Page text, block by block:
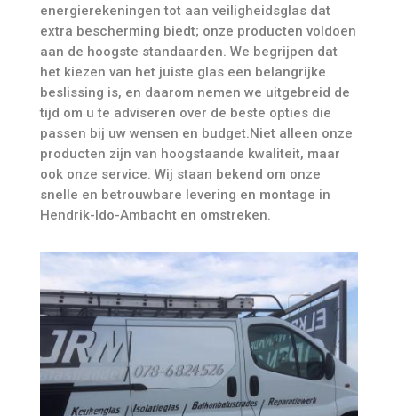
energierekeningen tot aan veiligheidsglas dat
extra bescherming biedt; onze producten voldoen
aan de hoogste standaarden. We begrijpen dat
het kiezen van het juiste glas een belangrijke
beslissing is, en daarom nemen we uitgebreid de
tijd om u te adviseren over de beste opties die
passen bij uw wensen en budget.Niet alleen onze
producten zijn van hoogstaande kwaliteit, maar
ook onze service. Wij staan bekend om onze
snelle en betrouwbare levering en montage in
Hendrik-Ido-Ambacht en omstreken.